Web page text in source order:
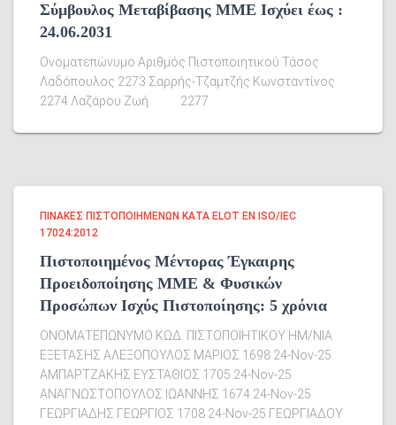
Σύμβουλος Μεταβίβασης ΜΜΕ Ισχύει έως :
24.06.2031
Ονοματεπώνυμο Αριθμός Πιστοποιητικού Τάσος
Λαδόπουλος 2273 Σαρρής-Τζαμτζής Κωνσταντίνος
2274 Λαζάρου Ζωή 2277
ΠΊΝΑΚΕΣ ΠΙΣΤΟΠΟΙΗΜΈΝΩΝ ΚΑΤΆ ELOT EN ISO/IEC
17024:2012
Πιστοποιημένος Μέντορας Έγκαιρης
Προειδοποίησης ΜΜΕ & Φυσικών
Προσώπων Ισχύς Πιστοποίησης: 5 χρόνια
ΟΝΟΜΑΤΕΠΩΝΥΜΟ ΚΩΔ. ΠΙΣΤΟΠΟΙΗΤΙΚΟΥ ΗΜ/ΝΙΑ
ΕΞΕΤΑΣΗΣ ΑΛΕΞΟΠΟΥΛΟΣ ΜΑΡΙΟΣ 1698 24-Nov-25
ΑΜΠΑΡΤΖΑΚΗΣ ΕΥΣΤΑΘΙΟΣ 1705 24-Nov-25
ΑΝΑΓΝΩΣΤΟΠΟΥΛΟΣ ΙΩΑΝΝΗΣ 1674 24-Nov-25
ΓΕΩΡΓΙΑΔΗΣ ΓΕΩΡΓΙΟΣ 1708 24-Nov-25 ΓΕΩΡΓΙΑΔΟΥ